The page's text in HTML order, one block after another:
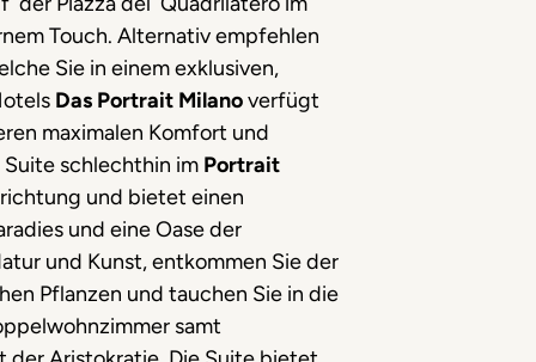
Touch. Alternativ empfehlen
Sie in einem exklusiven,
Das Portrait Milanoverfügt
maximalen Komfort und
schlechthin im Portrait
und bietet einen
und eine Oase der
und Kunst, entkommen Sie der
Pflanzen und tauchen Sie in die
samt